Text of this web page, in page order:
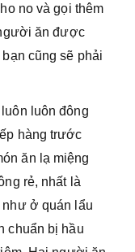
no và gọi thêm
ăn được
cũng sẽ phải
luôn đông
hàng trước
ăn lạ miệng
rẻ, nhất là
ở quán lẩu
chuẩn bị hầu